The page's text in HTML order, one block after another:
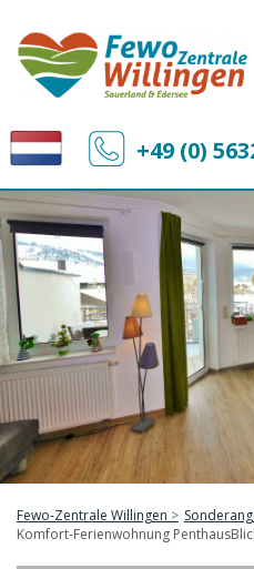
+49 (0)
Fewo-Zentrale Willingen
Komfort-Ferienwohnung